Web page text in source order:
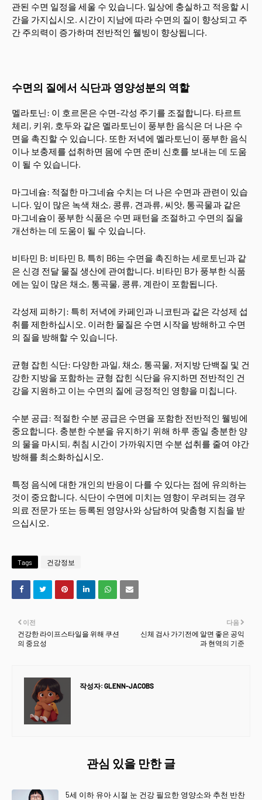
관된 수면 일정을 세울 수 있습니다. 일상에 충실하고 적응할 시
간을 가지십시오. 시간이 지남에 따라 수면의 질이 향상되고 주
간 주의력이 증가하며 전반적인 웰빙이 향상됩니다.
수면의 질에서 식단과 영양성분의 역할
멜라토닌: 이 호르몬은 수면-각성 주기를 조절합니다. 타르트
체리, 키위, 호두와 같은 멜라토닌이 풍부한 음식은 더 나은 수
면을 촉진할 수 있습니다. 또한 저녁에 멜라토닌이 풍부한 음식
이나 보충제를 섭취하면 몸에 수면 준비 신호를 보내는 데 도움
이 될 수 있습니다.
마그네슘: 적절한 마그네슘 수치는 더 나은 수면과 관련이 있습
니다. 잎이 많은 녹색 채소, 콩류, 견과류, 씨앗, 통곡물과 같은
마그네슘이 풍부한 식품은 수면 패턴을 조절하고 수면의 질을
개선하는 데 도움이 될 수 있습니다.
비타민 B: 비타민 B, 특히 B6는 수면을 촉진하는 세로토닌과 같
은 신경 전달 물질 생산에 관여합니다. 비타민 B가 풍부한 식품
에는 잎이 많은 채소, 통곡물, 콩류, 계란이 포함됩니다.
각성제 피하기: 특히 저녁에 카페인과 니코틴과 같은 각성제 섭
취를 제한하십시오. 이러한 물질은 수면 시작을 방해하고 수면
의 질을 방해할 수 있습니다.
균형 잡힌 식단: 다양한 과일, 채소, 통곡물, 저지방 단백질 및 건
강한 지방을 포함하는 균형 잡힌 식단을 유지하면 전반적인 건
강을 지원하고 이는 수면의 질에 긍정적인 영향을 미칩니다.
수분 공급: 적절한 수분 공급은 수면을 포함한 전반적인 웰빙에
중요합니다. 충분한 수분을 유지하기 위해 하루 종일 충분한 양
의 물을 마시되, 취침 시간이 가까워지면 수분 섭취를 줄여 야간
방해를 최소화하십시오.
특정 음식에 대한 개인의 반응이 다를 수 있다는 점에 유의하는
것이 중요합니다. 식단이 수면에 미치는 영향이 우려되는 경우
의료 전문가 또는 등록된 영양사와 상담하여 맞춤형 지침을 받
으십시오.
Tags 건강정보
다음
신체 검사 가기전에 알면 좋은 공익
과 현역의 기준
이전
건강한 라이프스타일을 위해 쿠션
의 중요성
작성자: GLENN-JACOBS
관심 있을 만한 글
5세 이하 유아 시절 눈 건강 필요한 영양소와 추천 반찬